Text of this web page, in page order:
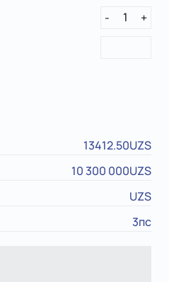
- 1
+
13412.50UZS
10 300 000UZS
UZS
3пс